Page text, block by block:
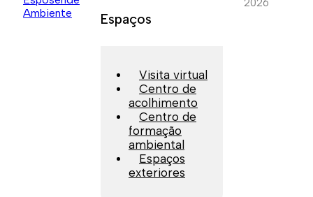
Espaços
Visita virtual
Centro de
acolhimento
Centro de
formação
ambiental
Espaços
exteriores
2026